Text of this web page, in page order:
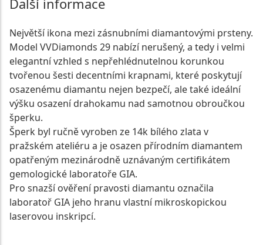
Největší ikona mezi zásnubními diamantovými prsteny.
Model VVDiamonds 29 nabízí nerušený, a tedy i velmi
elegantní vzhled s nepřehlédnutelnou korunkou
tvořenou šesti decentními krapnami, které poskytují
osazenému diamantu nejen bezpečí, ale také ideální
výšku osazení drahokamu nad samotnou obroučkou
šperku.
Šperk byl ručně vyroben ze 14k bílého zlata v
pražském ateliéru a je osazen přírodním diamantem
opatřeným mezinárodně uznávaným certifikátem
gemologické laboratoře GIA.
Pro snazší ověření pravosti diamantu označila
laboratoř GIA jeho hranu vlastní mikroskopickou
laserovou inskripcí.